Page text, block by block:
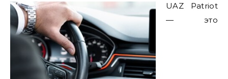
UAZ Patriot
— это